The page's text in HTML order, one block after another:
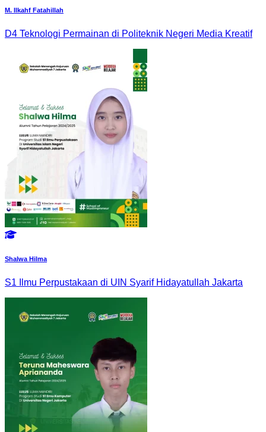
M. Ilkahf Fatahillah
D4 Teknologi Permainan di Politeknik Negeri Media Kreatif
Shalwa Hilma
S1 Ilmu Perpustakaan di UIN Syarif Hidayatullah Jakarta